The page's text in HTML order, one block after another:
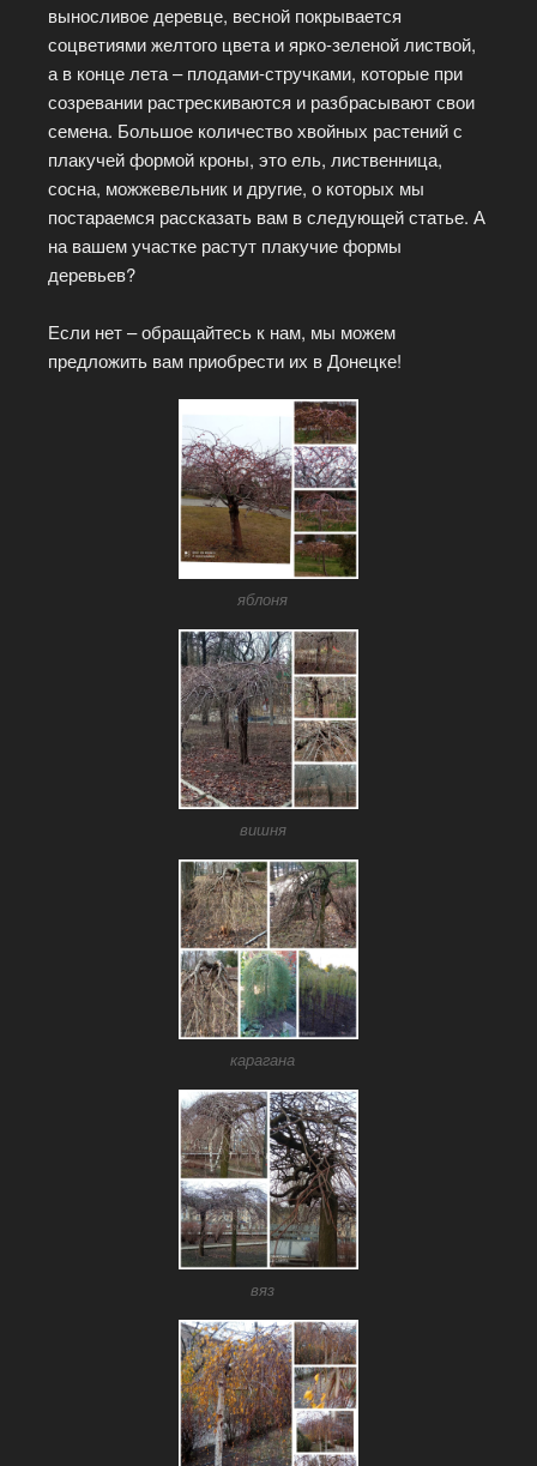
выносливое деревце, весной покрывается
соцветиями желтого цвета и ярко-зеленой листвой,
а в конце лета – плодами-стручками, которые при
созревании растрескиваются и разбрасывают свои
семена. Большое количество хвойных растений с
плакучей формой кроны, это ель, лиственница,
сосна, можжевельник и другие, о которых мы
постараемся рассказать вам в следующей статье. А
на вашем участке растут плакучие формы
деревьев?
Если нет – обращайтесь к нам, мы можем
предложить вам приобрести их в Донецке!
яблоня
вишня
карагана
вяз